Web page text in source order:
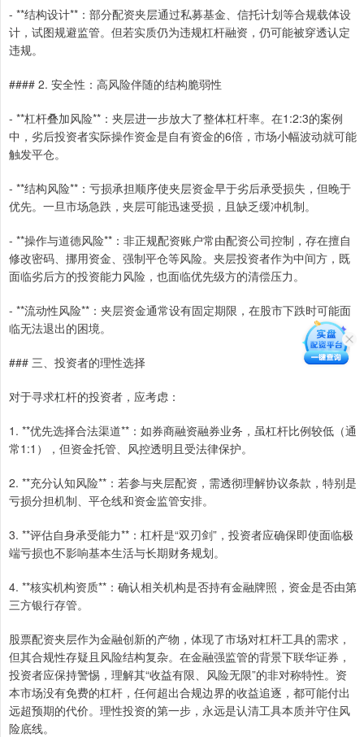
- **结构设计**：部分配资夹层通过私募基金、信托计划等合规载体设
计，试图规避监管。但若实质仍为违规杠杆融资，仍可能被穿透认定
违规。
#### 2. 安全性：高风险伴随的结构脆弱性
- **杠杆叠加风险**：夹层进一步放大了整体杠杆率。在1:2:3的案例
中，劣后投资者实际操作资金是自有资金的6倍，市场小幅波动就可能
触发平仓。
- **结构风险**：亏损承担顺序使夹层资金早于劣后承受损失，但晚于
优先。一旦市场急跌，夹层可能迅速受损，且缺乏缓冲机制。
- **操作与道德风险**：非正规配资账户常由配资公司控制，存在擅自
修改密码、挪用资金、强制平仓等风险。夹层投资者作为中间方，既
面临劣后方的投资能力风险，也面临优先级方的清偿压力。
- **流动性风险**：夹层资金通常设有固定期限，在股市下跌时可能面
临无法退出的困境。
### 三、投资者的理性选择
对于寻求杠杆的投资者，应考虑：
1. **优先选择合法渠道**：如券商融资融券业务，虽杠杆比例较低（通
常1:1），但资金托管、风控透明且受法律保护。
2. **充分认知风险**：若参与夹层配资，需透彻理解协议条款，特别是
亏损分担机制、平仓线和资金监管安排。
3. **评估自身承受能力**：杠杆是“双刃剑”，投资者应确保即使面临极
端亏损也不影响基本生活与长期财务规划。
4. **核实机构资质**：确认相关机构是否持有金融牌照，资金是否由第
三方银行存管。
股票配资夹层作为金融创新的产物，体现了市场对杠杆工具的需求，
但其合规性存疑且风险结构复杂。在金融强监管的背景下联华证券，
投资者应保持警惕，理解其“收益有限、风险无限”的非对称特性。资
本市场没有免费的杠杆，任何超出合规边界的收益追逐，都可能付出
远超预期的代价。理性投资的第一步，永远是认清工具本质并守住风
险底线。